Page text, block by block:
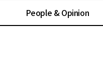
People & Opinion